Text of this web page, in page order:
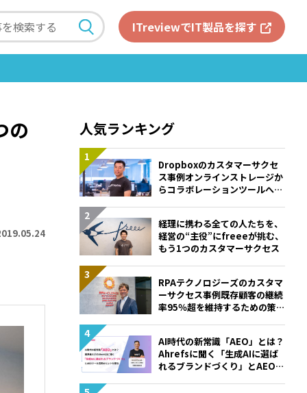
ITreviewでIT製品を探す
の
人気ランキング
Dropboxのカスタマーサクセ
ス事例――オンラインストレージか
らコラボレーションツールへと
経理に携わる全ての人たちを、
経営の“主役”に――freeeが挑む、
もう1つのカスタマーサクセス
RPAテクノロジーズのカスタマ
ーサクセス事例――既存顧客の継続
率95％超を維持するための策と
AI時代の新常識「AEO」とは？
Ahrefsに聞く「生成AIに選ば
れるブランドづくり」とAEOツ